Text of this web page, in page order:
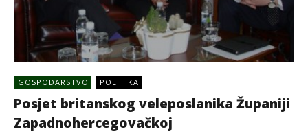
GOSPODARSTVO POLITIKA
Posjet britanskog veleposlanika Županiji
Zapadnohercegovačkoj